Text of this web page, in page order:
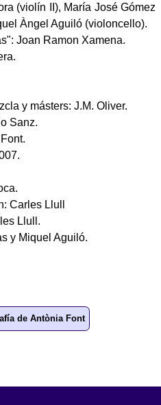
(violín II), María José Gómez
Àngel Aguiló (violoncello).
Joan Ramon Xamena.
y másters: J.M. Oliver.
Sanz.
Carles Llull
Llull.
y Miquel Aguiló.
de Antònia Font